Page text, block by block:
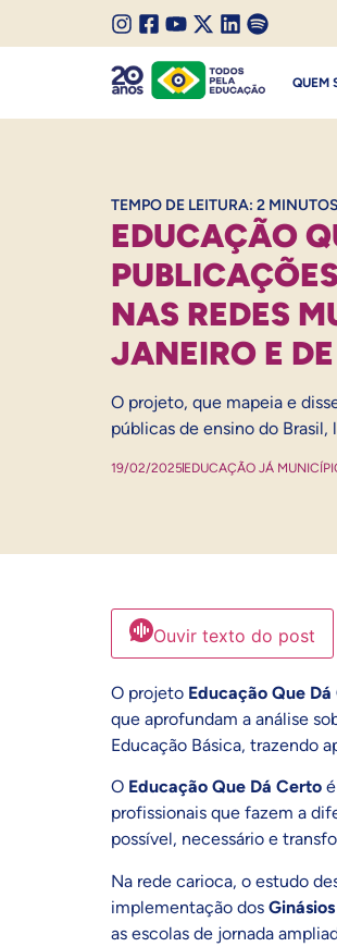
SALTAR PARA O CONTEÚDO
SALTAR PARA O MENU
I
n
s
a
m
F
c
k
Y
o
u
X
/
T
e
r
L
n
n
S
o
QUEM
TEMPO DE LEITURA: 2 MINUTOS
EDUCAÇÃO
NAS REDES
JANEIRO E
O projeto, que mapeia e
públicas de ensino do Brasil,
19/02/2025EDUCAÇÃO JÁ
Ouvir texto do post
O projeto Educação Que
que aprofundam a análise
Educação Básica, trazendo
O Educação Que Dá Certo
profissionais que fazem a
possível, necessário e
Na rede carioca, o estudo
implementação dos
as escolas de jornada